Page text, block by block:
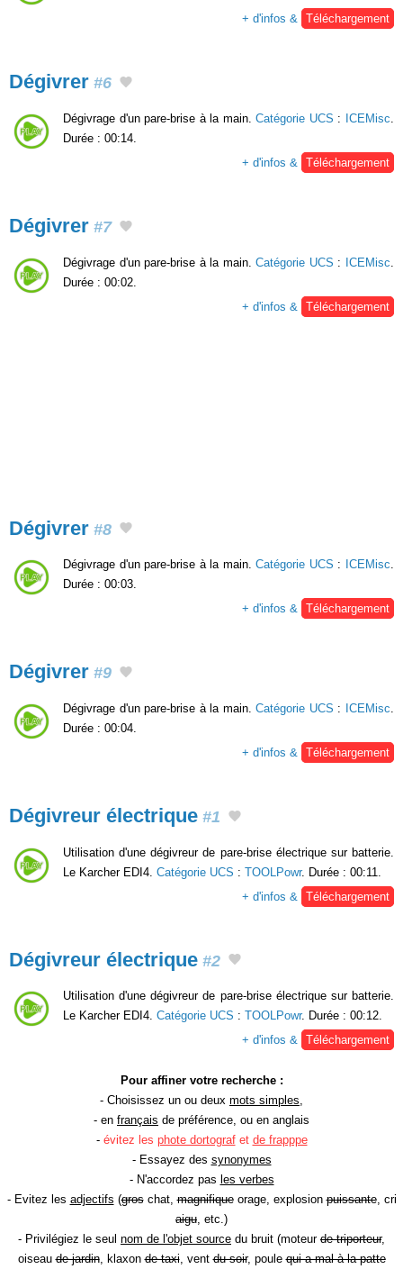
+ d'infos & Téléchargement
Dégivrer #6
Dégivrage d'un pare-brise à la main.Catégorie UCS : ICEMisc
Durée : 00:14.
+ d'infos &
Téléchargement
Dégivrer #7
Dégivrage d'un pare-brise à la main.Catégorie UCS : ICEMisc
Durée : 00:02.
+ d'infos &
Téléchargement
Dégivrer #8
Dégivrage d'un pare-brise à la main.Catégorie UCS : ICEMisc.
Durée : 00:03.
+ d'infos & Téléchargement
Dégivrer #9
Dégivrage d'un pare-brise à la main.Catégorie UCS : ICEMisc
Durée : 00:04.
+ d'infos &
Téléchargement
Dégivreur électrique #1
Utilisation d'une dégivreur de pare-brise électrique sur batterie.
Le Karcher EDI4. Catégorie UCS : TOOLPowr. Durée : 00:11.
+ d'infos &
Téléchargement
Dégivreur électrique #2
Utilisation d'une dégivreur de pare-brise électrique sur batterie.
Le Karcher EDI4. Catégorie UCS : TOOLPowr. Durée : 00:12.
+ d'infos & Téléchargement
Pour affiner votre recherche :
- Choisissez un ou deux mots simples,
- en français de préférence, ou en anglais
- évitez les phote dortografet de frapppe
- Essayez des synonymes
- N'accordez pas les verbes
- Evitez les adjectifs (groschat,magnifiqueorage, explosionpuissante, cri
aigu, etc.)
- Privilégiez le seul nom de l'objet source du bruit (moteur de triporteur,
oiseaude jardin, klaxonde taxi, ventdu soir, poulequi a mal à la patte